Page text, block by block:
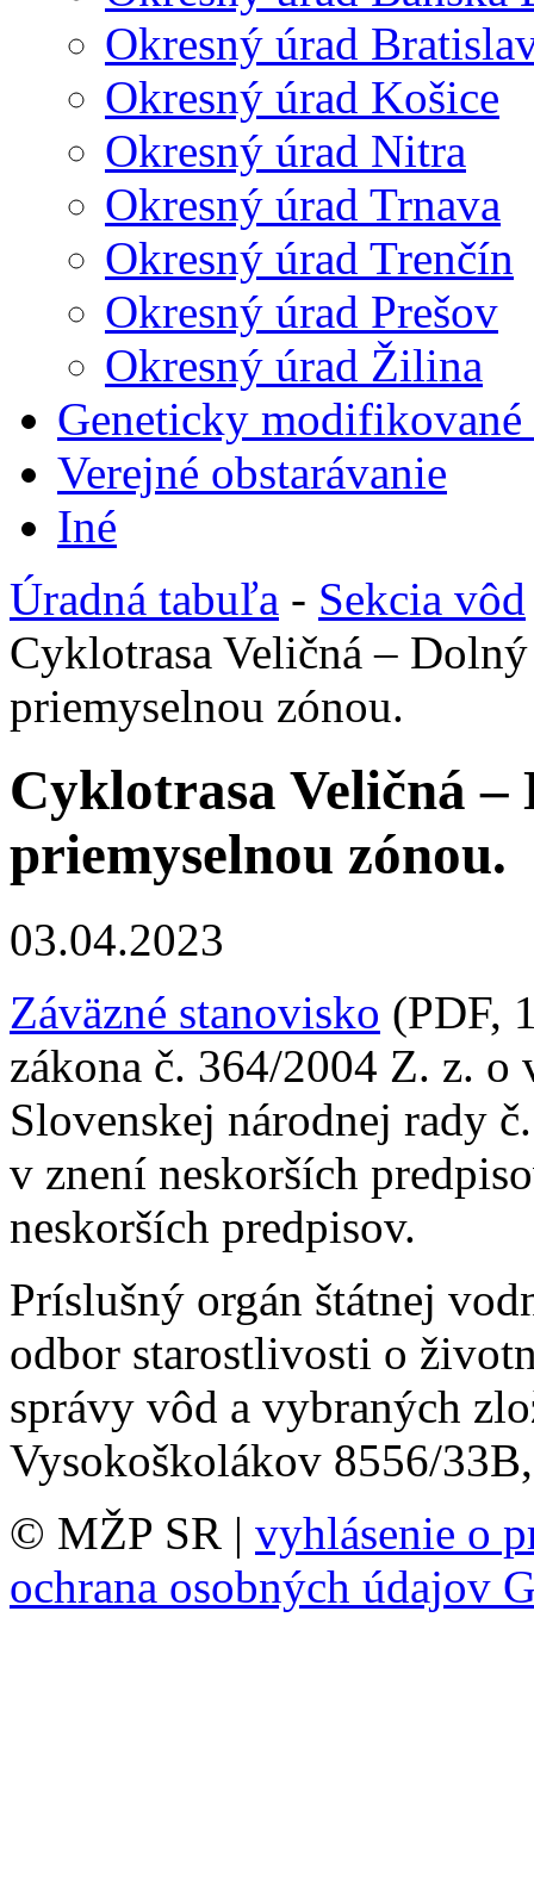
Okresný úrad
Okresný úrad Košice
Okresný úrad Nitra
Okresný úrad Trnava
Okresný úrad Trenčín
Okresný úrad Prešov
Okresný úrad Žilina
Geneticky
Verejné obstarávanie
Iné
Úradná tabuľa - Sekcia vôd
Cyklotrasa Veličná –
priemyselnou zónou.
Cyklotrasa Veličná
priemyselnou zónou.
03.04.2023
Záväzné stanovisko (PDF,
zákona č. 364/2004 Z. z. o
Slovenskej národnej rady
v znení neskorších
neskorších predpisov.
Príslušný orgán štátnej
odbor starostlivosti o
správy vôd a vybraných
Vysokoškolákov 8556/
© MŽP SR | vyhlásenie o
ochrana osobných údajov